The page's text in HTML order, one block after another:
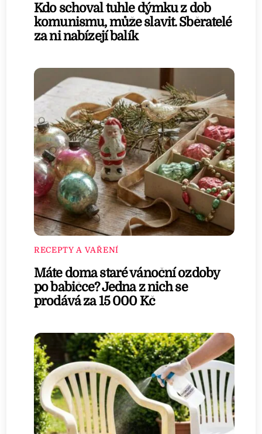
Kdo schoval tuhle dýmku z dob
komunismu, může slavit. Sběratelé
za ni nabízejí balík
RECEPTY A VAŘENÍ
Máte doma staré vánoční ozdoby
po babičce? Jedna z nich se
prodává za 15 000 Kč